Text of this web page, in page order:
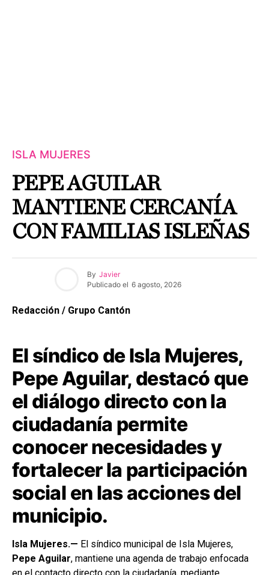
ISLA MUJERES
PEPE AGUILAR
MANTIENE CERCANÍA
CON FAMILIAS ISLEÑAS
By Javier
Publicado el 6 agosto, 2026
Redacción / Grupo Cantón
El síndico de Isla Mujeres,
Pepe Aguilar, destacó que
el diálogo directo con la
ciudadanía permite
conocer necesidades y
fortalecer la participación
social en las acciones del
municipio.
Isla Mujeres.— El síndico municipal de Isla Mujeres,
Pepe Aguilar, mantiene una agenda de trabajo enfocada